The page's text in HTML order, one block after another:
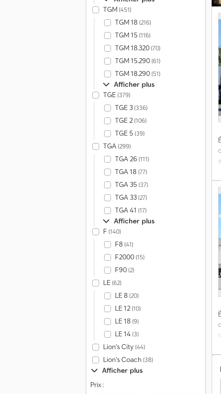
TGM(451)
TGM 18 (216)
TGM 15 (116)
TGM 18.320(70)
TGM 15.290(61)
TGM 18.290(51)
Afficher plus
TGE(379)
TGE 3(336)
TGE 2(106)
TGE 5 (39)
TGA(299)
TGA 26(111)
TGA 18 (77)
TGA 35 (37)
TGA 33(27)
TGA 41 (17)
Afficher plus
F (140)
F8 (41)
F2000(15)
F90(2)
LE(62)
LE 8 (20)
LE 12(10)
LE 18 (9)
LE 14(3)
Lion's City(44)
Lion's Coach (38)
Afficher plus
Prix :
Iveco Eurocargo Ml Poids Lourds